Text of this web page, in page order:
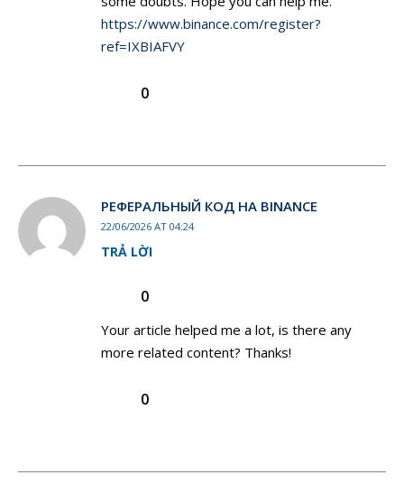
https://www.binance.com/register?
ref=IXBIAFVY
0
РЕФЕРАЛЬНЫЙ КОД НА BINANCE
22/06/2026 AT 04:24
TRẢ LỜI
0
Your article helped me a lot, is there any
more related content? Thanks!
0